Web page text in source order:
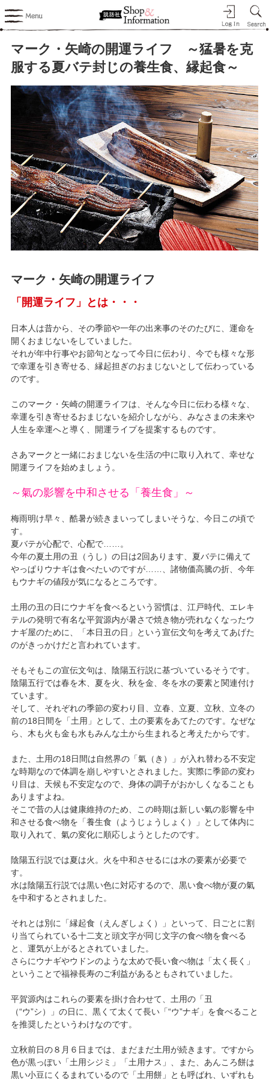
マーク・矢崎の開運ライフ ～猛暑を克
服する夏バテ封じの養生食、縁起食～
マーク・矢崎の開運ライフ
「開運ライフ」とは・・・
日本人は昔から、その季節や一年の出来事のそのたびに、運命を
開くおまじないをしていました。
それが年中行事やお節句となって今日に伝わり、今でも様々な形
で幸運を引き寄せる、縁起担ぎのおまじないとして伝わっている
のです。
このマーク・矢崎の開運ライフは、そんな今日に伝わる様々な、
幸運を引き寄せるおまじないを紹介しながら、みなさまの未来や
人生を幸運へと導く、開運ライプを提案するものです。
さあマークと一緒におまじないを生活の中に取り入れて、幸せな
開運ライフを始めましょう。
～氣の影響を中和させる「養生食」～
梅雨明け早々、酷暑が続きまいってしまいそうな、今日この頃で
す。
夏バテが心配で、心配で……。
今年の夏土用の丑（うし）の日は2回あります、夏バテに備えて
やっぱりウナギは食べたいのですが……、諸物価高騰の折、今年
もウナギの値段が気になるところです。
土用の丑の日にウナギを食べるという習慣は、江戸時代、エレキ
テルの発明で有名な平賀源内が暑さで焼き物が売れなくなったウ
ナギ屋のために、「本日丑の日」という宣伝文句を考えてあげた
のがきっかけだと言われています。
そもそもこの宣伝文句は、陰陽五行説に基づいているそうです。
陰陽五行では春を木、夏を火、秋を金、冬を水の要素と関連付け
ています。
そして、それぞれの季節の変わり目、立春、立夏、立秋、立冬の
前の18日間を「土用」として、土の要素をあてたのです。なぜな
ら、木も火も金も水もみんな土から生まれると考えたからです。
また、土用の18日間は自然界の「氣（き）」が入れ替わる不安定
な時期なので体調を崩しやすいとされました。実際に季節の変わ
り目は、天候も不安定なので、身体の調子がおかしくなることも
ありますよね。
そこで昔の人は健康維持のため、この時期は新しい氣の影響を中
和させる食べ物を「養生食（ようじょうしょく）」として体内に
取り入れて、氣の変化に順応しようとしたのです。
陰陽五行説では夏は火。火を中和させるには水の要素が必要で
す。
水は陰陽五行説では黒い色に対応するので、黒い食べ物が夏の氣
を中和するとされました。
それとは別に「縁起食（えんぎしょく）」といって、日ごとに割
り当てられている十二支と頭文字が同じ文字の食べ物を食べる
と、運気が上がるとされていました。
さらにウナギやウドンのような太めで長い食べ物は「太く長く」
ということで福禄長寿のご利益があるともされていました。
平賀源内はこれらの要素を掛け合わせて、土用の「丑
（“ウ”シ）」の日に、黒くて太くて長い「“ウ”ナギ」を食べること
を推奨したというわけなのです。
立秋前日の８月６日までは、まだまだ土用が続きます。ですから
色が黒っぽい「土用シジミ」「土用ナス」、また、あんころ餅は
黒い小豆にくるまれているので「土用餅」とも呼ばれ、いずれも